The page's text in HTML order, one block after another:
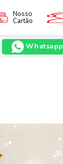
Nosso
Cartão
Whatsapp